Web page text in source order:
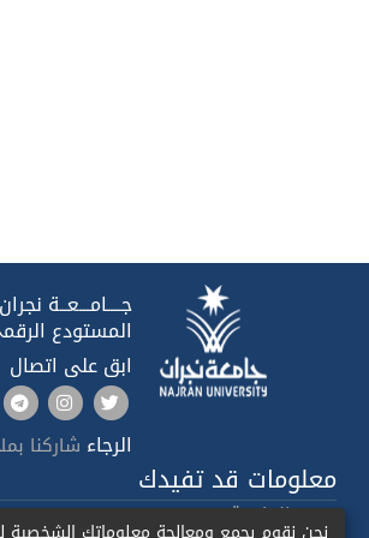
جــــامـــعــة نجران
المستودع
ابق على اتصال
الرجاء شاركنا
معلومات قد تفيدك
صدى الجامعة